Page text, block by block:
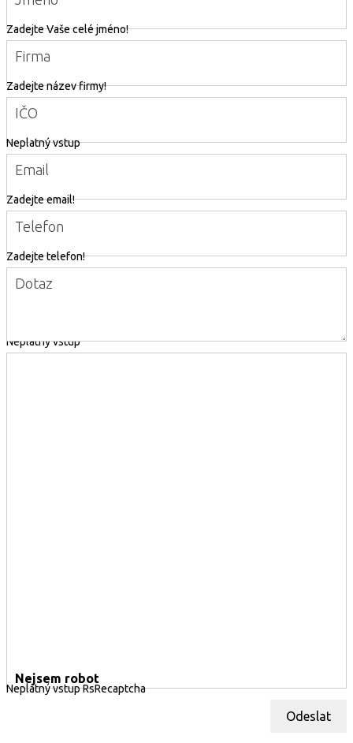
Zadejte Vaše celé jméno!
Firma
Zadejte název firmy!
IČO
Neplatný vstup
Email
Zadejte email!
Telefon
Zadejte telefon!
Dotaz
Neplatný vstup
Nejsem robot
Neplatný vstup RsRecaptcha
Odeslat